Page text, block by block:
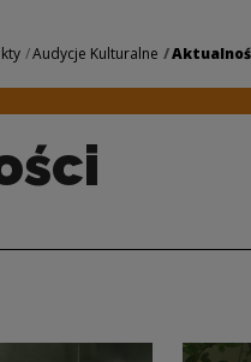
Audycje Kulturalne